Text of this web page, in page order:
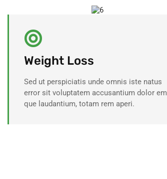
Weight Loss
Sed ut perspiciatis unde omnis iste natus
error sit voluptatem accusantium dolor em
que laudantium, totam rem aperi.